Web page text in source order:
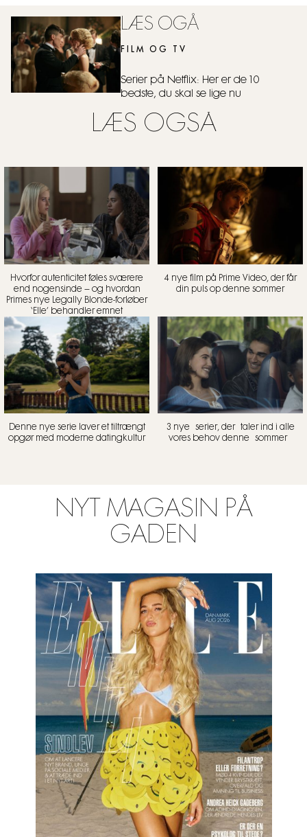
LÆS OGÅ
FILM OG TV
Serier på Netflix: Her er de 10
bedste, du skal se lige nu
LÆS OGSÅ
Hvorfor autenticitet føles sværere
end nogensinde – og hvordan
Primes nye Legally Blonde-forløber
‘Elle’ behandler emnet
4 nye film på Prime Video, der får
din puls op denne sommer
Denne nye serie laver et tiltrængt
opgør med moderne datingkultur
3 nye serier, der taler ind i alle
vores behov denne sommer
NYT MAGASIN PÅ
GADEN